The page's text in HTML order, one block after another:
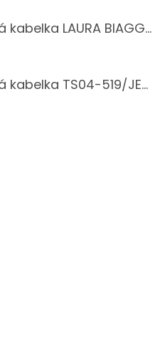
Dámska kožená kabelka LAURA BIAGGI 944-PINK
je 5 z 5 hviezdičiek.
Dámska kožená kabelka TS04-519/JEANS BLUE
je 5 z 5 hviezdičiek.